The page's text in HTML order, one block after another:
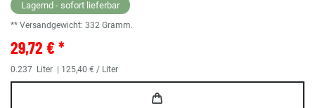
Lagernd - sofort lieferbar
** Versandgewicht: 332 Gramm.
29,72 € *
0.237 Liter | 125,40 € / Liter